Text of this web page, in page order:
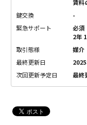
賃料
鍵交換
-
緊急サポート
必須
2年
取引態様
媒介
最終更新日
次回更新予定日
最終